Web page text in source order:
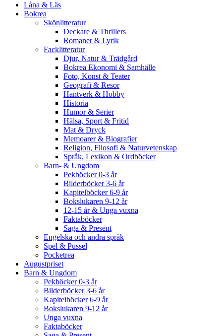
Låna & Läs
Bokrea
Skönlitteratur
Deckare & Thrillers
Romaner & Lyrik
Facklitteratur
Djur, Natur & Trädgård
Bokrea Ekonomi & Samhälle
Foto, Konst & Teater
Geografi & Resor
Hantverk & Hobby
Historia
Humor & Serier
Hälsa, Sport & Fritid
Mat & Dryck
Memoarer & Biografier
Religion, Filosofi & Naturvetenskap
Språk, Lexikon & Ordböcker
Barn- & Ungdom
Pekböcker 0-3 år
Bilderböcker 3-6 år
Kapitelböcker 6-9 år
Bokslukaren 9-12 år
12-15 år & Unga vuxna
Faktaböcker
Saga & Present
Engelska och andra språk
Spel & Pussel
Pocketrea
Augustpriset
Barn & Ungdom
Pekböcker 0-3 år
Bilderböcker 3-6 år
Kapitelböcker 6-9 år
Bokslukaren 9-12 år
Unga vuxna
Faktaböcker